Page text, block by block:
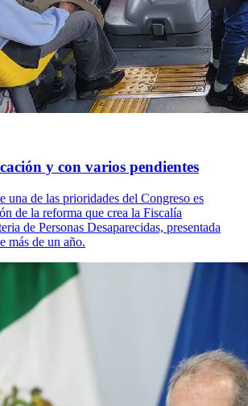
y con varios pendientes
una de las prioridades del Congreso es
de la reforma que crea la Fiscalía
de Personas Desaparecidas, presentada
más de un año.